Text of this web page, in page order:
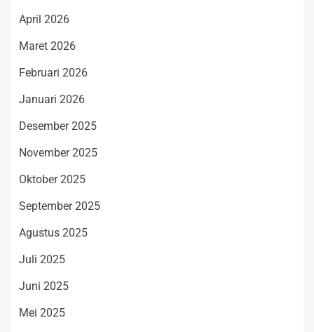
April 2026
Maret 2026
Februari 2026
Januari 2026
Desember 2025
November 2025
Oktober 2025
September 2025
Agustus 2025
Juli 2025
Juni 2025
Mei 2025